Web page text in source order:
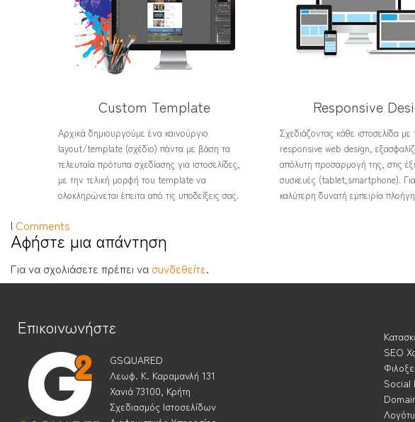
Custom Template
Αρχικά δημιουργούμε ένα καινούργιο
layout/template (σχέδιο) πάντα με βάση τα
τελευταία πρότυπα σχεδίασης για ιστοσελίδες,
με την τελική μορφή του template να
ολοκληρώνεται έπειτα από τις υποδείξεις σας.
Responsive
Σχεδιάζοντας κάθε ιστοσελίδα με
responsive web design,
απόλυτη προσαρμογή της, στις
συσκευές (tablet,smartphone).
καλύτερη δυνατή εμπειρία
| Comments
Αφήστε μια απάντηση
Για να σχολιάσετε πρέπει να συνδεθείτε.
Επικοινωνήστε
GSQUARED
Λεωφ. Κ. Καραμανλή 131
Χανιά 73100, Κρήτη
Σχεδιασμός Ιστοσελίδων
SEO
Social